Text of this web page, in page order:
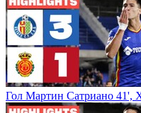
Гол Мартин Сатриано 41',